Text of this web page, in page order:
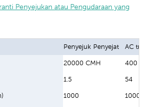
Penyejukan atau Pengudaraan yang
Penyejuk Penyejat AC
20000 CMH 400
1.5 54
1000 1000